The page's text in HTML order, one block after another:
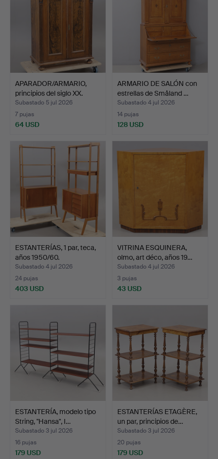
APARADOR/ARMARIO,
principios del siglo XX.
Subastado 5 jul 2026
7 pujas
64 USD
ARMARIO DE SALÓN con
estrellas de Småland …
Subastado 4 jul 2026
14 pujas
128 USD
ESTANTERÍAS, 1 par, teca,
años 1950/60.
Subastado 4 jul 2026
24 pujas
403 USD
VITRINA ESQUINERA,
olmo, art déco, años 19…
Subastado 4 jul 2026
3 pujas
43 USD
ESTANTERÍA, modelo tipo
String, "Hansa", I…
Subastado 3 jul 2026
16 pujas
179 USD
ESTANTERÍAS ETAGÈRE,
un par, principios de…
Subastado 3 jul 2026
20 pujas
179 USD